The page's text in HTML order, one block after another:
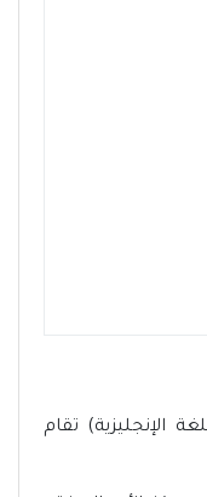
الإنجليزية) تقام